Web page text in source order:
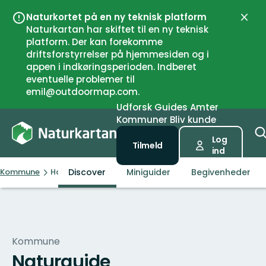
Naturkortet på en ny teknisk platform
Naturkartan har skiftet til en ny teknisk
platform. Der kan forekomme
driftsforstyrrelser på hjemmesiden og i
appen i indkøringsperioden. Indberet
eventuelle problemer til
emil@outdoormap.com.
Luk
UdforskGuidesAmter
Kommuner Bliv kunde
Tilmeld
Log
ind
Kommune HamarøyDiscover Miniguider Begivenheder
Kommune